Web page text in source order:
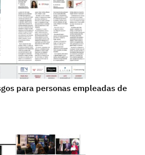
para personas empleadas de